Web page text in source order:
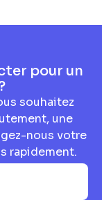
pour un
souhaitez
une
nous votre
rapidement.